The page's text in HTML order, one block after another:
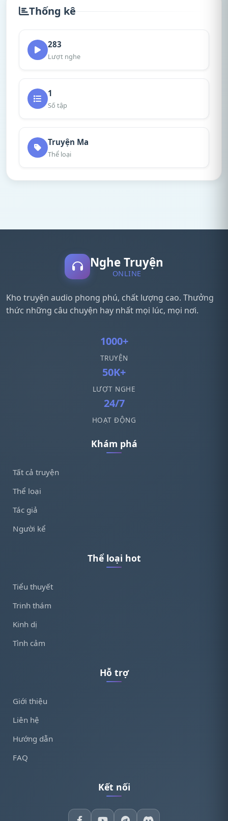
Thống kê
283
Lượt nghe
1
Số tập
Truyện Ma
Thể loại
Nghe Truyện
ONLINE
Kho truyện audio phong phú, chất lượng cao. Thưởng
thức những câu chuyện hay nhất mọi lúc, mọi nơi.
1000+
TRUYỆN
50K+
LƯỢT NGHE
24/7
HOẠT ĐỘNG
Khám phá
Tất cả truyện
Thể loại
Tác giả
Người kể
Thể loại hot
Tiểu thuyết
Trinh thám
Kinh dị
Tình cảm
Hỗ trợ
Giới thiệu
Liên hệ
Hướng dẫn
FAQ
Kết nối